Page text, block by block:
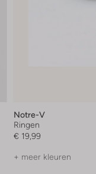
Notre-V
Ringen
€ 19,99
+ meer kleuren